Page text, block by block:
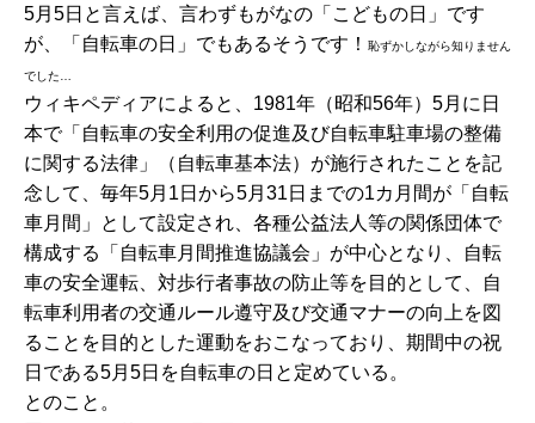
5月5日と言えば、言わずもがなの「こどもの日」です
が、「自転車の日」でもあるそうです！
恥ずかしながら知りません
でした…
ウィキペディアによると、1981年（昭和56年）5月に日
本で「自転車の安全利用の促進及び自転車駐車場の整備
に関する法律」（自転車基本法）が施行されたことを記
念して、毎年5月1日から5月31日までの1カ月間が「自転
車月間」として設定され、各種公益法人等の関係団体で
構成する「自転車月間推進協議会」が中心となり、自転
車の安全運転、対歩行者事故の防止等を目的として、自
転車利用者の交通ルール遵守及び交通マナーの向上を図
ることを目的とした運動をおこなっており、期間中の祝
日である5月5日を自転車の日と定めている。
とのこと。